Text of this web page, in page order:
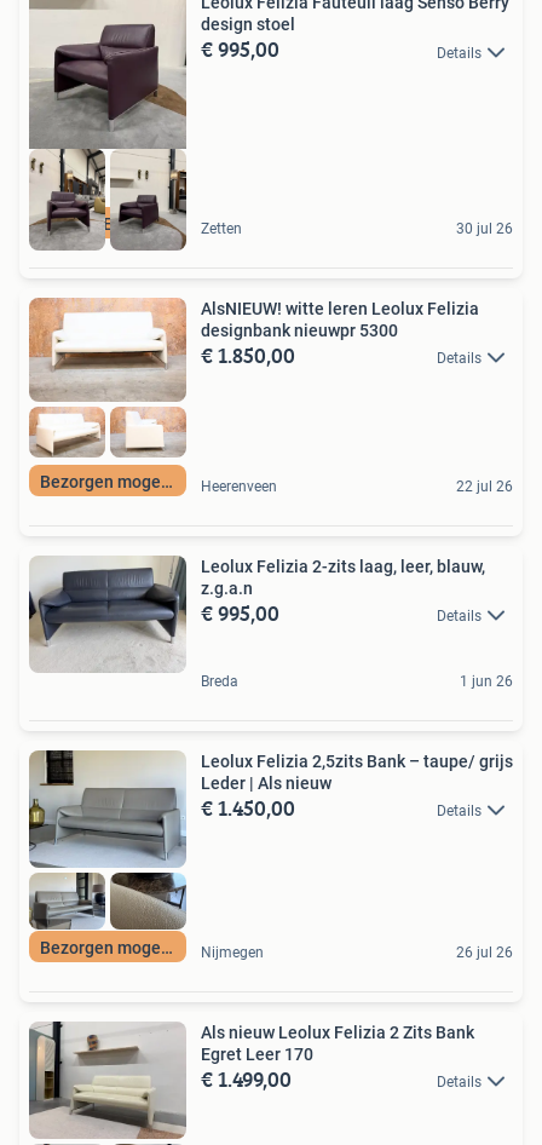
GESLOTEN VAKANTIE
design stoel
€ 995,00 Details
Zetten 30 jul 26
Bezorgen mogelijk
AlsNIEUW! witte leren Leolux Felizia
designbank nieuwpr 5300
€ 1.850,00 Details
Heerenveen 22 jul 26
Leolux Felizia 2-zits laag, leer, blauw,
z.g.a.n
€ 995,00 Details
Breda 1 jun 26
Bezorgen mogelijk
Leolux Felizia 2,5zits Bank – taupe/ grijs
Leder | Als nieuw
€ 1.450,00 Details
Nijmegen 26 jul 26
Als nieuw Leolux Felizia 2 Zits Bank
Egret Leer 170
€ 1.499,00 Details